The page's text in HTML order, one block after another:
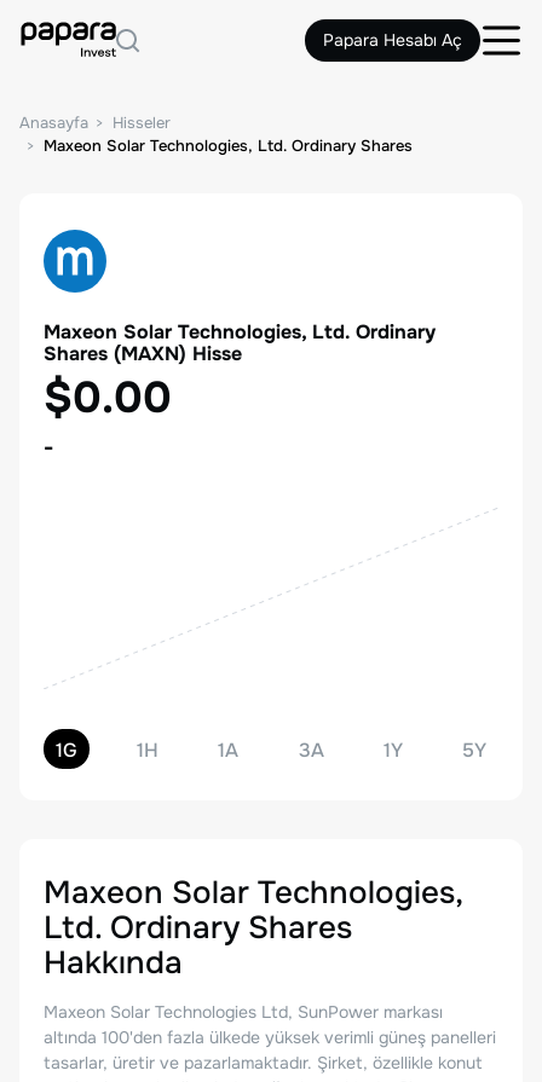
Papara Hesabı Aç
Anasayfa
Hisseler
Maxeon Solar Technologies, Ltd. Ordinary Shares
Maxeon Solar Technologies, Ltd. Ordinary
Shares (MAXN) Hisse
$0.00
-
1G 1H 1A 3A 1Y 5Y
Maxeon Solar Technologies,
Ltd. Ordinary Shares
Hakkında
Maxeon Solar Technologies Ltd, SunPower markası
altında 100'den fazla ülkede yüksek verimli güneş panelleri
tasarlar, üretir ve pazarlamaktadır. Şirket, özellikle konut